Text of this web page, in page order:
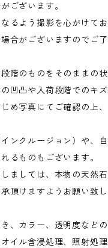
ございます。
るよう撮影を心がけてお
合がございますのでご了
階のものをそのままの状
凹凸や入荷段階でのキズ
め写真にてご確認の上、
ンクルージョン）や、自
るものもございます。
ましては、本物の天然石
頂けますようお願い致し
、カラー、透明度などの
イル含浸処理、照射処理